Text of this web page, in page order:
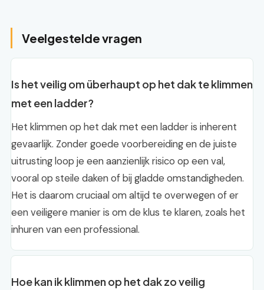
Veelgestelde vragen
Is het veilig om überhaupt op het dak te klimmen
met een ladder?
Het klimmen op het dak met een ladder is inherent
gevaarlijk. Zonder goede voorbereiding en de juiste
uitrusting loop je een aanzienlijk risico op een val,
vooral op steile daken of bij gladde omstandigheden.
Het is daarom cruciaal om altijd te overwegen of er
een veiligere manier is om de klus te klaren, zoals het
inhuren van een professional.
Hoe kan ik klimmen op het dak zo veilig